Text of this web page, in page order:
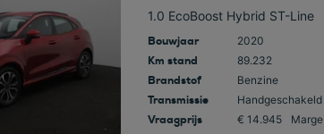
1.0 EcoBoost Hybrid ST-Line
Bouwjaar 2020
Km stand 89.232
Brandstof Benzine
Transmissie Handgeschakeld
Vraagprijs € 14.945 Marge